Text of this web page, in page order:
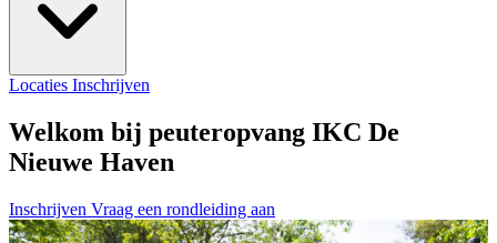
Locaties Inschrijven
Welkom bij peuteropvang IKC De
Nieuwe Haven
Inschrijven Vraag een rondleiding aan